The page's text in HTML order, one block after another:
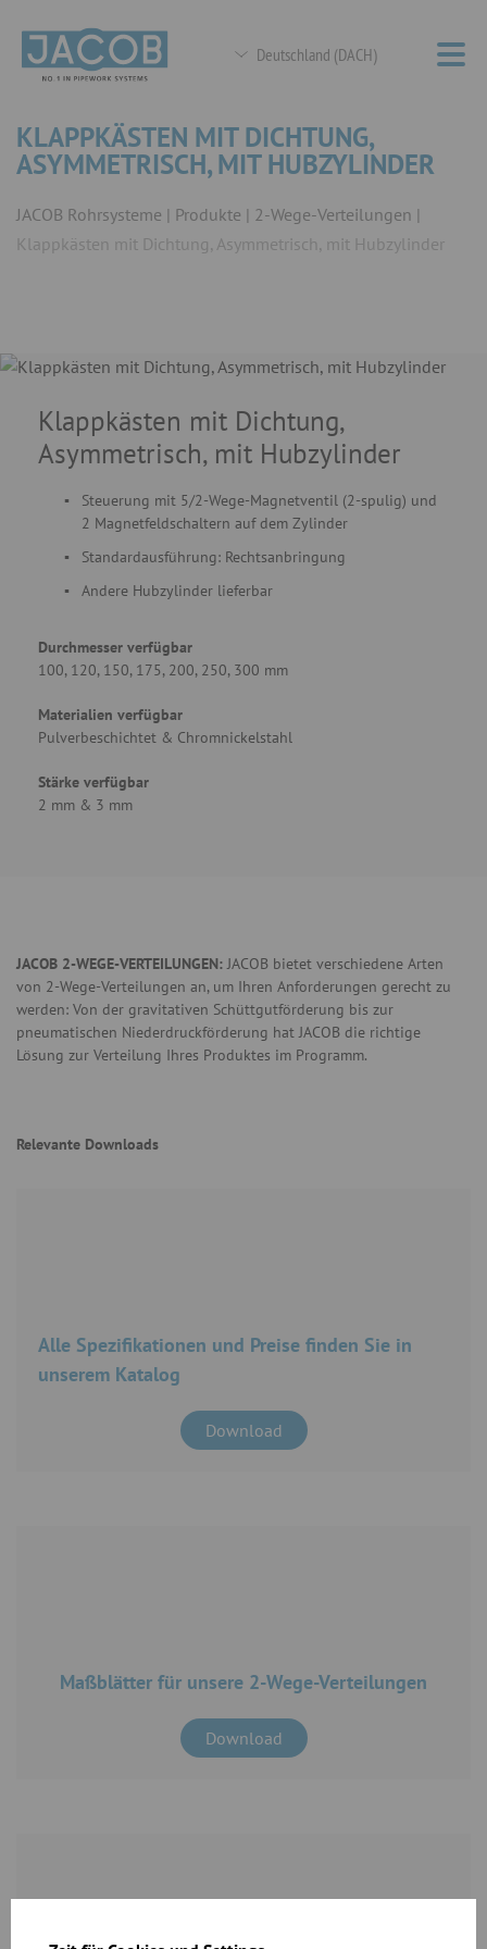
Deutschland (DACH)
KLAPPKÄSTEN MIT DICHTUNG,
ASYMMETRISCH, MIT HUBZYLINDER
JACOB Rohrsysteme Produkte
2-Wege-Verteilungen
Klappkästen mit Dichtung, Asymmetrisch, mit Hubzylinder
Klappkästen mit Dichtung,
Asymmetrisch, mit Hubzylinder
Steuerung mit 5/2-Wege-Magnetventil (2-spulig) und
2 Magnetfeldschaltern auf dem Zylinder
Standardausführung: Rechtsanbringung
Andere Hubzylinder lieferbar
Durchmesser verfügbar
100, 120, 150, 175, 200, 250, 300 mm
Materialien verfügbar
Pulverbeschichtet & Chromnickelstahl
Stärke verfügbar
2 mm & 3 mm
JACOB 2-WEGE-VERTEILUNGEN:JACOB bietet verschiedene Arten
von 2-Wege-Verteilungen an, um Ihren Anforderungen gerecht zu
werden: Von der gravitativen Schüttgutförderung bis zur
pneumatischen Niederdruckförderung hat JACOB die richtige
Lösung zur Verteilung Ihres Produktes im Programm.
Relevante Downloads
Alle Spezifikationen und Preise finden Sie in
unserem Katalog
Download
Maßblätter für unsere 2-Wege-Verteilungen
Download